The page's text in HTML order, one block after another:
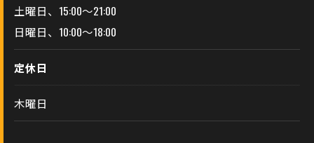
土曜日、15:00～21:00
日曜日、10:00～18:00
定休日
木曜日